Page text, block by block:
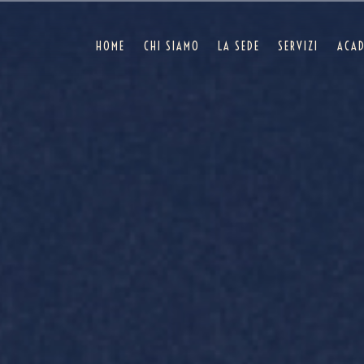
HOME CHI SIAMO LA SEDE SERVIZI